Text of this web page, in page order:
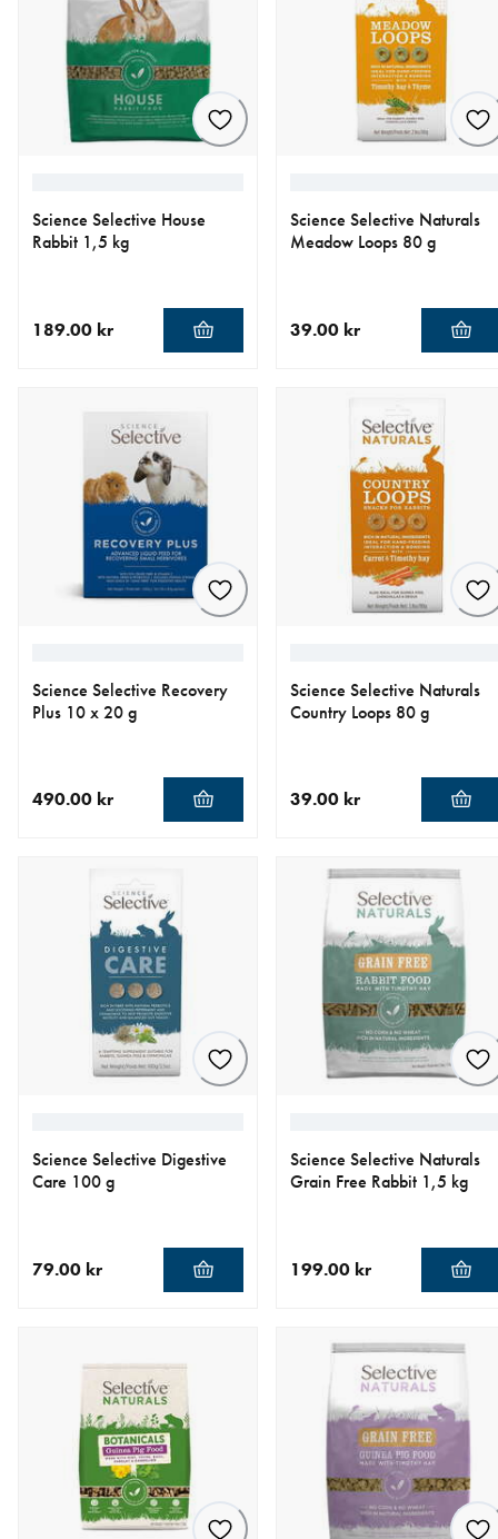
Science Selective House
Rabbit 1,5 kg
189.00 kr
Science Selective Naturals
Meadow Loops 80 g
39.00 kr
Science Selective Recovery
Plus 10 x 20 g
490.00 kr
Science Selective Naturals
Country Loops 80 g
39.00 kr
Science Selective Digestive
Care 100 g
79.00 kr
Science Selective Naturals
Grain Free Rabbit 1,5 kg
199.00 kr